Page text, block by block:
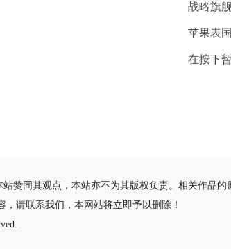
战略旗
苹果表
在按下
赞同其观点，本站亦不为其版权负责。相关作品
请联系我们，本网站将立即予以删除！